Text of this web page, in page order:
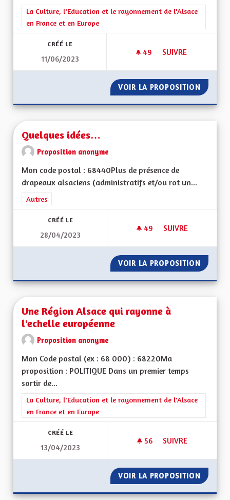
Filtrer les résultats de la catégorie : La Culture, l'Education et
La Culture, l'Education et le rayonnement de l'Alsace
en France et en Europe
CRÉÉ LE
11/06/2023
49 49 ABONNÉS
SUIVRE
VOIR LA PROPOSITION
Quelques idées…
Proposition anonyme
Mon code postal : 68440Plus de présence de
drapeaux alsaciens (administratifs et/ou rot un...
Filtrer les résultats de la catégorie : Autres
Autres
CRÉÉ LE
28/04/2023
49 49 ABONNÉS
SUIVRE
VOIR LA PROPOSITION
Une Région Alsace qui rayonne à
l'echelle européenne
Proposition anonyme
Mon Code postal (ex : 68 000) : 68220Ma
proposition : POLITIQUE Dans un premier temps
sortir de...
Filtrer les résultats de la catégorie : La Culture, l'Education et
La Culture, l'Education et le rayonnement de l'Alsace
en France et en Europe
CRÉÉ LE
13/04/2023
56 56 ABONNÉS
SUIVRE
VOIR LA PROPOSITION UNE